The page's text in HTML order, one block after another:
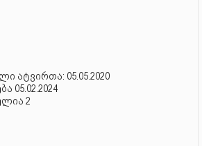
ატვირთა: 05.05.2020
05.02.2024
2